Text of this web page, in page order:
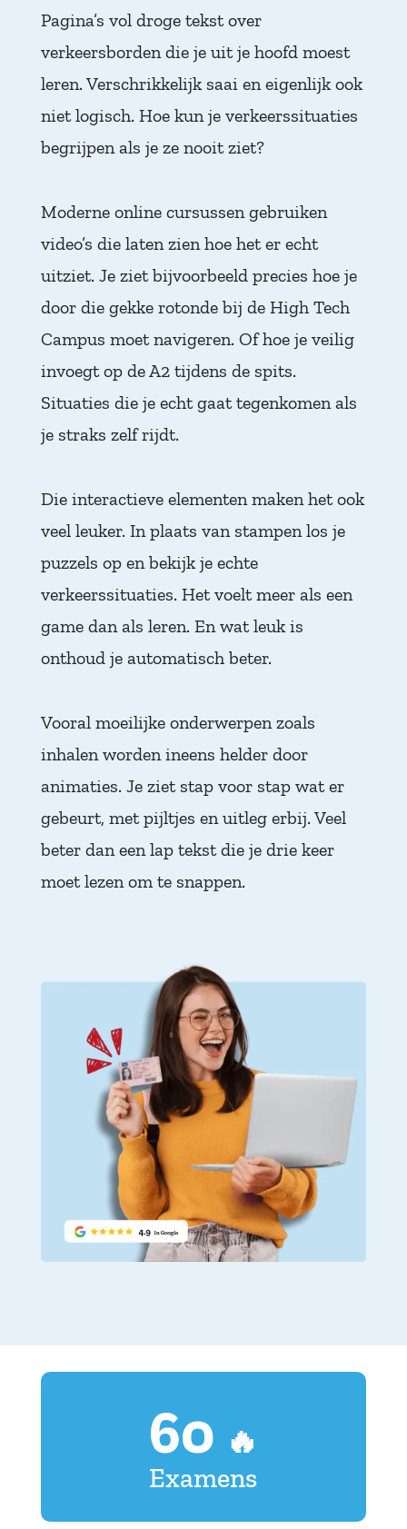
Pagina’s vol droge tekst over
verkeersborden die je uit je hoofd moest
leren. Verschrikkelijk saai en eigenlijk ook
niet logisch. Hoe kun je verkeerssituaties
begrijpen als je ze nooit ziet?
Moderne online cursussen gebruiken
video’s die laten zien hoe het er echt
uitziet. Je ziet bijvoorbeeld precies hoe je
door die gekke rotonde bij de High Tech
Campus moet navigeren. Of hoe je veilig
invoegt op de A2 tijdens de spits.
Situaties die je echt gaat tegenkomen als
je straks zelf rijdt.
Die interactieve elementen maken het ook
veel leuker. In plaats van stampen los je
puzzels op en bekijk je echte
verkeerssituaties. Het voelt meer als een
game dan als leren. En wat leuk is
onthoud je automatisch beter.
Vooral moeilijke onderwerpen zoals
inhalen worden ineens helder door
animaties. Je ziet stap voor stap wat er
gebeurt, met pijltjes en uitleg erbij. Veel
beter dan een lap tekst die je drie keer
moet lezen om te snappen.
60 🔥
Examens